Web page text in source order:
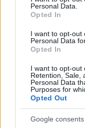
Personal Data.
Opted In
I want to opt-out
Personal Data
Opted In
I want to opt-out
Retention, Sale,
Personal Data
Purposes for
Opted Out
Google consents
Chris